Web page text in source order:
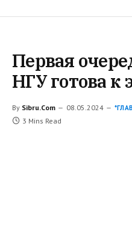
Первая
НГУ готова к
By Sibru.Com 08.05.2024
3 Mins Read